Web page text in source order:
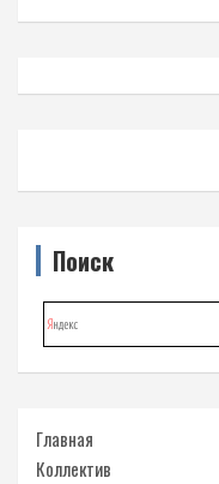
Поиск
Главная
Коллектив